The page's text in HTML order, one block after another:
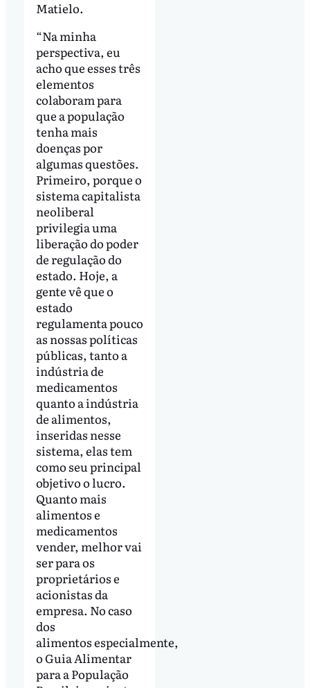
Matielo.
“Na minha
perspectiva, eu
acho que esses três
elementos
colaboram para
que a população
tenha mais
doenças por
algumas questões.
Primeiro, porque o
sistema capitalista
neoliberal
privilegia uma
liberação do poder
de regulação do
estado. Hoje, a
gente vê que o
estado
regulamenta pouco
as nossas políticas
públicas, tanto a
indústria de
medicamentos
quanto a indústria
de alimentos,
inseridas nesse
sistema, elas tem
como seu principal
objetivo o lucro.
Quanto mais
alimentos e
medicamentos
vender, melhor vai
ser para os
proprietários e
acionistas da
empresa. No caso
dos
alimentos especialmente,
o Guia Alimentar
para a População